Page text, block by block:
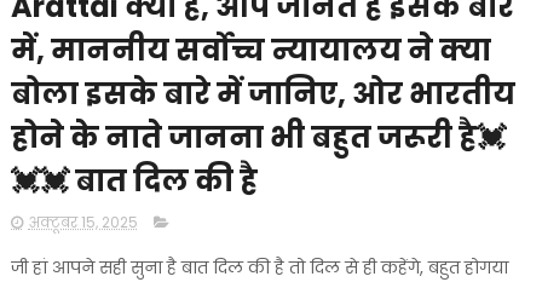
में, माननीय सर्वोच्च न्यायालय ने क्या
बोला इसके बारे में जानिए, ओर भारतीय
होने के नाते जानना भी बहुत जरूरी है💓
💓💓 बात दिल की है
अक्टूबर 15, 2025
जी हां आपने सही सुना है बात दिल की है तो दिल से ही कहेंगे, बहुत होगया